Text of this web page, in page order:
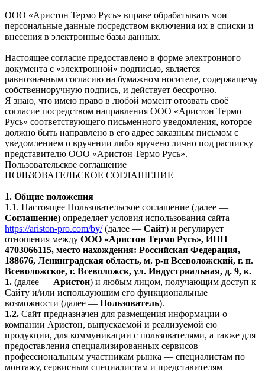
ООО «Аристон Термо Русь» вправе обрабатывать мои
персональные данные посредством включения их в списки и
внесения в электронные базы данных.
Настоящее согласие предоставлено в форме электронного
документа с «электронной» подписью, является
равнозначным согласию на бумажном носителе, содержащему
собственноручную подпись, и действует бессрочно.
Я знаю, что имею право в любой момент отозвать своё
согласие посредством направления ООО «Аристон Термо
Русь» соответствующего письменного уведомления, которое
должно быть направлено в его адрес заказным письмом с
уведомлением о вручении либо вручено лично под расписку
представителю ООО «Аристон Термо Русь».
Пользовательское соглашение
ПОЛЬЗОВАТЕЛЬСКОЕ СОГЛАШЕНИЕ
1. Общие положения
1.1. Настоящее Пользовательское соглашение (далее —
Соглашение) определяет условия использования сайта
https://ariston-pro.com/by/(далее — Сайт) и регулирует
отношения между ООО «Аристон Термо Русь», ИНН
4703066115, место нахождения: Российская Федерация,
188676, Ленинградская область, м. р-н Всеволожский, г. п.
Всеволожское, г. Всеволожск, ул. Индустриальная, д. 9, к.
1. (далее — Аристон) и любым лицом, получающим доступ к
Сайту и/или использующим его функциональные
возможности (далее — Пользователь).
1.2. Сайт предназначен для размещения информации о
компании Аристон, выпускаемой и реализуемой ею
продукции, для коммуникации с пользователями, а также для
предоставления специализированных сервисов
профессиональным участникам рынка — специалистам по
монтажу, сервисным специалистам и представителям